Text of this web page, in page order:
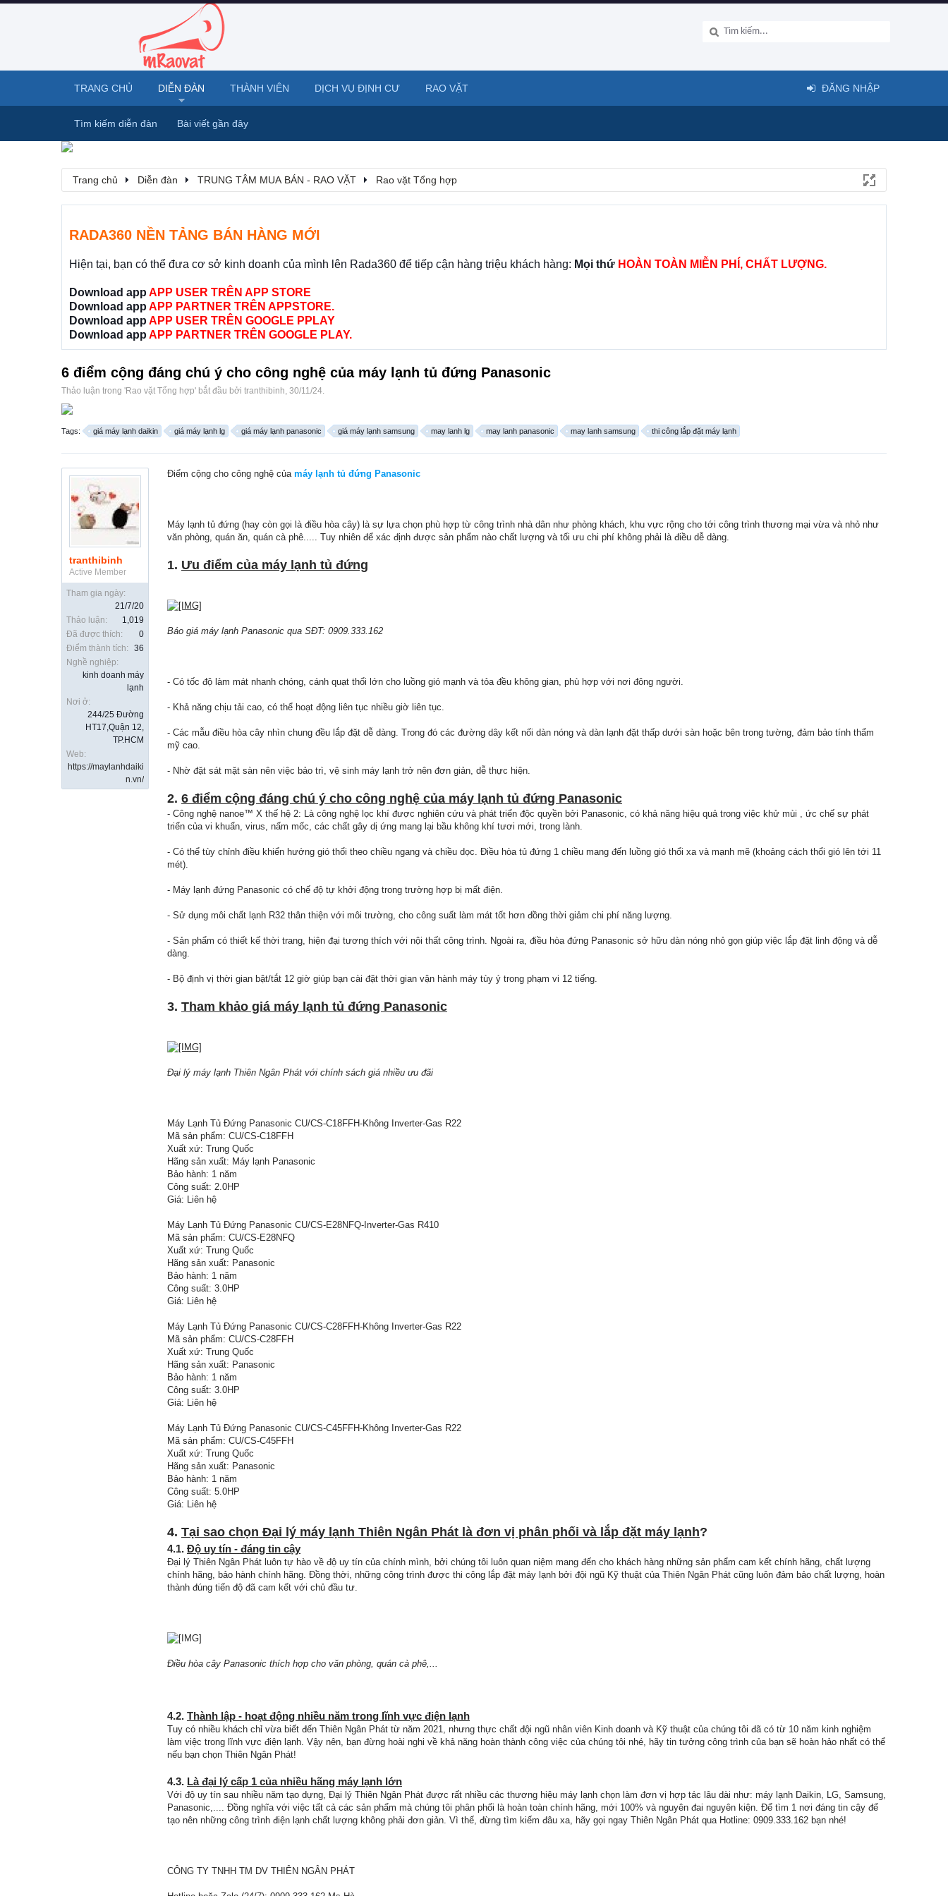
Trang chủ Diễn đàn TRUNG TÂM MUA BÁN - RAO VẶT Rao vặt Tổng hợp
RADA360 NỀN TẢNG BÁN HÀNG MỚI
Hiện tại, bạn có thể đưa cơ sở kinh doanh của mình lên Rada360 để tiếp cận hàng triệu khách hàng: Mọi thứ HOÀN TOÀN MIỄN PHÍ, CHẤT LƯỢNG.
Download app APP USER TRÊN APP STORE
Download app APP PARTNER TRÊN APPSTORE.
Download app APP USER TRÊN GOOGLE PPLAY
Download app APP PARTNER TRÊN GOOGLE PLAY.
6 điểm cộng đáng chú ý cho công nghệ của máy lạnh tủ đứng Panasonic
Thảo luận trong 'Rao vặt Tổng hợp' bắt đầu bởi tranthibinh, 30/11/24.
Tags: giá máy lạnh daikin giá máy lạnh lg giá máy lạnh panasonic giá máy lạnh samsung may lanh lg may lanh panasonic may lanh samsung thi công lắp đặt máy lạnh
tranthibinh
Active Member
Tham gia ngày:
21/7/20
Thảo luận:
1,019
Đã được thích:
0
Điểm thành tích:
36
Nghề nghiệp:
kinh doanh máy
lạnh
Nơi ở:
244/25 Đường
HT17,Quận 12,
TP.HCM
Web:
https://maylanhdaiki
n.vn/
Điểm cộng cho công nghệ của máy lạnh tủ đứng Panasonic
Máy lạnh tủ đứng (hay còn gọi là điều hòa cây) là sự lựa chọn phù hợp từ công trình nhà dân như phòng khách, khu vực rộng cho tới công trình thương mại vừa và nhỏ như
văn phòng, quán ăn, quán cà phê..... Tuy nhiên để xác định được sản phẩm nào chất lượng và tối ưu chi phí không phải là điều dễ dàng.
1. Ưu điểm của máy lạnh tủ đứng
Báo giá máy lạnh Panasonic qua SĐT: 0909.333.162
- Có tốc độ làm mát nhanh chóng, cánh quạt thổi lớn cho luồng gió mạnh và tỏa đều không gian, phù hợp với nơi đông người.
- Khả năng chịu tải cao, có thể hoạt động liên tục nhiều giờ liên tục.
- Các mẫu điều hòa cây nhìn chung đều lắp đặt dễ dàng. Trong đó các đường dây kết nối dàn nóng và dàn lạnh đặt thấp dưới sàn hoặc bên trong tường, đảm bảo tính thẩm
mỹ cao.
- Nhờ đặt sát mặt sàn nên việc bảo trì, vệ sinh máy lạnh trở nên đơn giản, dễ thực hiện.
2. 6 điểm cộng đáng chú ý cho công nghệ của máy lạnh tủ đứng Panasonic
- Công nghệ nanoe™️ X thế hệ 2: Là công nghệ lọc khí được nghiên cứu và phát triển độc quyền bởi Panasonic, có khả năng hiệu quả trong việc khử mùi , ức chế sự phát
triển của vi khuẩn, virus, nấm mốc, các chất gây dị ứng mang lại bầu không khí tươi mới, trong lành.
- Có thể tùy chỉnh điều khiển hướng gió thổi theo chiều ngang và chiều dọc. Điều hòa tủ đứng 1 chiều mang đến luồng gió thổi xa và mạnh mẽ (khoảng cách thổi gió lên tới 11
mét).
- Máy lạnh đứng Panasonic có chế độ tự khởi động trong trường hợp bị mất điện.
- Sử dụng môi chất lạnh R32 thân thiện với môi trường, cho công suất làm mát tốt hơn đồng thời giảm chi phí năng lượng.
- Sản phẩm có thiết kế thời trang, hiện đại tương thích với nội thất công trình. Ngoài ra, điều hòa đứng Panasonic sở hữu dàn nóng nhỏ gọn giúp việc lắp đặt linh động và dễ
dàng.
- Bộ định vị thời gian bật/tắt 12 giờ giúp bạn cài đặt thời gian vận hành máy tùy ý trong phạm vi 12 tiếng.
3. Tham khảo giá máy lạnh tủ đứng Panasonic
Đại lý máy lạnh Thiên Ngân Phát với chính sách giá nhiều ưu đãi
Máy Lạnh Tủ Đứng Panasonic CU/CS-C18FFH-Không Inverter-Gas R22
Mã sản phẩm: CU/CS-C18FFH
Xuất xứ: Trung Quốc
Hãng sản xuất: Máy lạnh Panasonic
Bảo hành: 1 năm
Công suất: 2.0HP
Giá: Liên hệ
Máy Lạnh Tủ Đứng Panasonic CU/CS-E28NFQ-Inverter-Gas R410
Mã sản phẩm: CU/CS-E28NFQ
Xuất xứ: Trung Quốc
Hãng sản xuất: Panasonic
Bảo hành: 1 năm
Công suất: 3.0HP
Giá: Liên hệ
Máy Lạnh Tủ Đứng Panasonic CU/CS-C28FFH-Không Inverter-Gas R22
Mã sản phẩm: CU/CS-C28FFH
Xuất xứ: Trung Quốc
Hãng sản xuất: Panasonic
Bảo hành: 1 năm
Công suất: 3.0HP
Giá: Liên hệ
Máy Lạnh Tủ Đứng Panasonic CU/CS-C45FFH-Không Inverter-Gas R22
Mã sản phẩm: CU/CS-C45FFH
Xuất xứ: Trung Quốc
Hãng sản xuất: Panasonic
Bảo hành: 1 năm
Công suất: 5.0HP
Giá: Liên hệ
4. Tại sao chọn Đại lý máy lạnh Thiên Ngân Phát là đơn vị phân phối và lắp đặt máy lạnh?
4.1. Độ uy tín - đáng tin cậy
Đại lý Thiên Ngân Phát luôn tự hào về độ uy tín của chính mình, bởi chúng tôi luôn quan niệm mang đến cho khách hàng những sản phẩm cam kết chính hãng, chất lượng
chính hãng, bảo hành chính hãng. Đồng thời, những công trình được thi công lắp đặt máy lạnh bởi đội ngũ Kỹ thuật của Thiên Ngân Phát cũng luôn đảm bảo chất lượng, hoàn
thành đúng tiến độ đã cam kết với chủ đầu tư.
Điều hòa cây Panasonic thích hợp cho văn phòng, quán cà phê,...
4.2. Thành lập - hoạt động nhiều năm trong lĩnh vực điện lạnh
Tuy có nhiều khách chỉ vừa biết đến Thiên Ngân Phát từ năm 2021, nhưng thực chất đội ngũ nhân viên Kinh doanh và Kỹ thuật của chúng tôi đã có từ 10 năm kinh nghiệm
làm việc trong lĩnh vực điện lạnh. Vậy nên, bạn đừng hoài nghi về khả năng hoàn thành công việc của chúng tôi nhé, hãy tin tưởng công trình của bạn sẽ hoàn hảo nhất có thể
nếu bạn chọn Thiên Ngân Phát!
4.3. Là đại lý cấp 1 của nhiều hãng máy lạnh lớn
Với độ uy tín sau nhiều năm tạo dựng, Đại lý Thiên Ngân Phát được rất nhiều các thương hiệu máy lạnh chọn làm đơn vị hợp tác lâu dài như: máy lạnh Daikin, LG, Samsung,
Panasonic,.... Đồng nghĩa với việc tất cả các sản phẩm mà chúng tôi phân phối là hoàn toàn chính hãng, mới 100% và nguyên đai nguyên kiện. Để tìm 1 nơi đáng tin cậy để
tạo nên những công trình điện lạnh chất lượng không phải đơn giản. Vì thế, đừng tìm kiếm đâu xa, hãy gọi ngay Thiên Ngân Phát qua Hotline: 0909.333.162 bạn nhé!
CÔNG TY TNHH TM DV THIÊN NGÂN PHÁT
TRANG CHỦ DIỄN ĐÀN
Tìm kiếm diễn đàn Bài viết gần đây
THÀNH VIÊN DỊCH VỤ ĐỊNH CƯ RAO VẶT ĐĂNG NHẬP